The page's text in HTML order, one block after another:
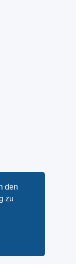
den
zu